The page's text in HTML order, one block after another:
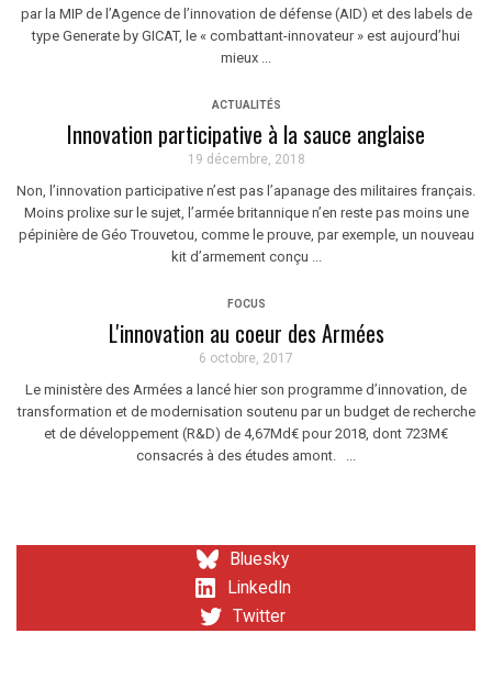
par la MIP de l’Agence de l’innovation de défense (AID) et des labels de
type Generate by GICAT, le « combattant-innovateur » est aujourd’hui
mieux ...
ACTUALITÉS
Innovation participative à la sauce anglaise
19 décembre, 2018
Non, l’innovation participative n’est pas l’apanage des militaires français.
Moins prolixe sur le sujet, l’armée britannique n’en reste pas moins une
pépinière de Géo Trouvetou, comme le prouve, par exemple, un nouveau
kit d’armement conçu ...
FOCUS
L'innovation au coeur des Armées
6 octobre, 2017
Le ministère des Armées a lancé hier son programme d’innovation, de
transformation et de modernisation soutenu par un budget de recherche
et de développement (R&D) de 4,67Md€ pour 2018, dont 723M€
consacrés à des études amont. ...
Bluesky
LinkedIn
Twitter